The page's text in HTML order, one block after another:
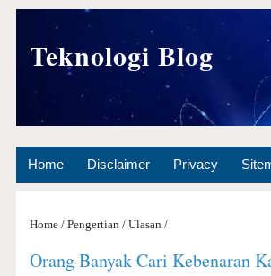
Teknologi Blog
Home Disclaimer Privacy
Home / Pengertian / Ulasan /
Orang Banyak Cari Kebenaran